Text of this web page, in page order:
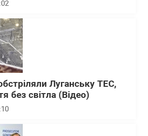
Луганську ТЕС,
без світла (Відео)